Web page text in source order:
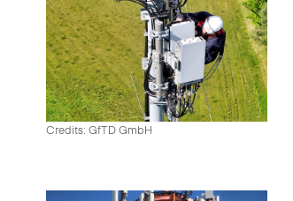
Credits: GfTD GmbH